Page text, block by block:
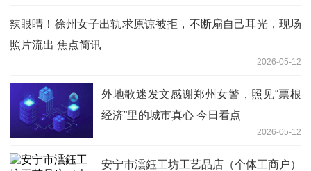
辣眼睛！徐州女子出轨求原谅被拒，不断扇自己耳光，现场
照片流出 焦点简讯
2026-05-12
外地歌迷发文感谢郑州女警，照见“票根
经济”里的城市真心 今日看点
2026-05-12
安宁市澐鈺工坊工艺品店（个体工商户）